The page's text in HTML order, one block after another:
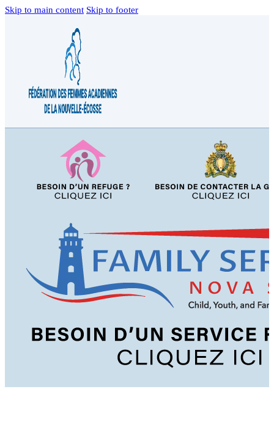
Skip to main content Skip to footer